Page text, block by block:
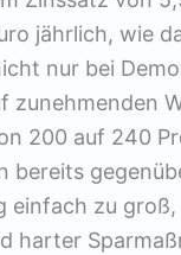
jährlich, wie
nur bei
zunehmenden
200 auf 240
bereits
einfach zu groß,
harter